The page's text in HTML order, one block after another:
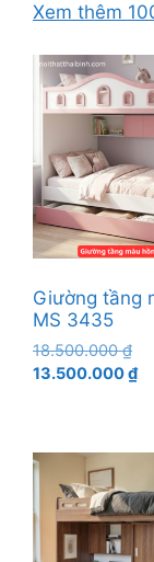
Xem thêm
Giường tầng
MS 3435
18.500.000₫Giá
gốc
13.500.000₫Giá